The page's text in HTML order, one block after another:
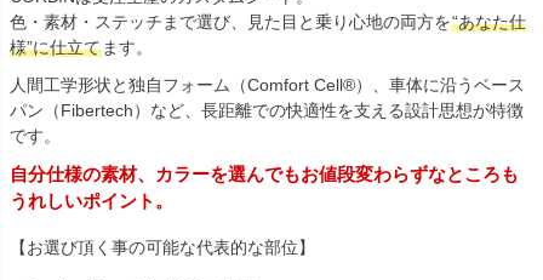
色・素材・ステッチまで選び、見た目と乗り心地の両方を“あなた仕
様”に仕立て ます。
人間工学形状と独自フォーム（Comfort Cell®）、車体に沿うベース
パン（Fibertech）など、長距離での快適性を支える設計思想が特徴
です。
自分仕様の素材、カラーを選んでもお値段変わらずなところも
うれしいポイント。
【お選び頂く事の可能な代表的な部位】